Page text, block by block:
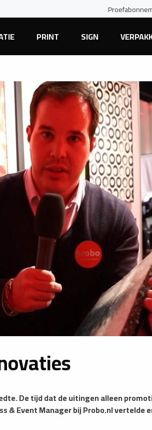
PRINT SIGN
De tijd dat de uitingen alleen
& Event Manager bij Probo.nl vertelde